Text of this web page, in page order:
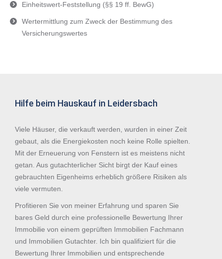
Einheitswert-Feststellung (§§ 19 ff. BewG)
Wertermittlung zum Zweck der Bestimmung des
Versicherungswertes
Hilfe beim Hauskauf in Leidersbach
Viele Häuser, die verkauft werden, wurden in einer Zeit
gebaut, als die Energiekosten noch keine Rolle spielten.
Mit der Erneuerung von Fenstern ist es meistens nicht
getan. Aus gutachterlicher Sicht birgt der Kauf eines
gebrauchten Eigenheims erheblich größere Risiken als
viele vermuten.
Profitieren Sie von meiner Erfahrung und sparen Sie
bares Geld durch eine professionelle Bewertung Ihrer
Immobilie von einem geprüften Immobilien Fachmann
und Immobilien Gutachter. Ich bin qualifiziert für die
Bewertung Ihrer Immobilien und entsprechende